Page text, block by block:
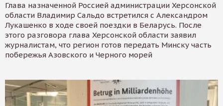
Глава назначенной Россией администрации Херсонской
области Владимир Сальдо встретился с Александром
Лукашенко в ходе своей поездки в Беларусь. После
этого разговора глава Херсонской области заявил
журналистам, что регион готов передать Минску часть
побережья Азовского и Черного морей